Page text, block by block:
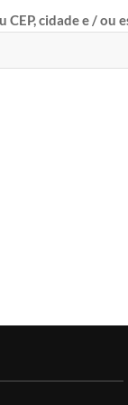
CEP, cidade e / ou